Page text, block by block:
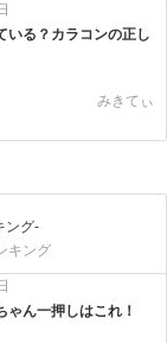
いる？カラコンの正し
みきてぃ
ング-
キング
ゃん一押しはこれ！